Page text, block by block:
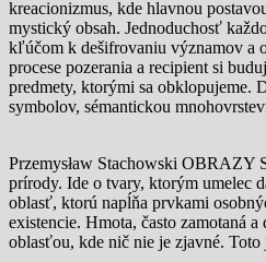
kreacionizmus, kde hlavnou
mystický obsah. Jednoduchosť
kľúčom k dešifrovaniu významov a
procese pozerania a recipient si
predmety, ktorými sa obklopujeme.
symbolov, sémantickou
Przemysław Stachowski
prírody. Ide o tvary, ktorým umelec
oblasť, ktorú napĺňa prvkami
existencie. Hmota, často zamotaná
oblasťou, kde nič nie je zjavné. Toto